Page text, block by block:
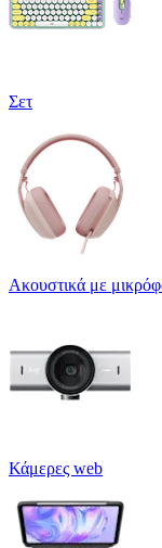
Σετ
Ακουστικά με
Κάμερες web